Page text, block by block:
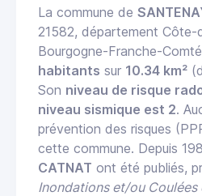
La commune de
21582, département Côte-
Bourgogne-Franche-
habitants sur 10.34 km²
Son niveau de risque
niveau sismique est 2.
prévention des risques
cette commune. Depuis
CATNAT ont été publiés,
Inondations et/ou Coulées